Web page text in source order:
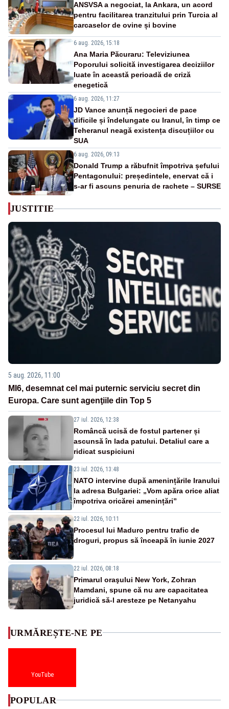
ANSVSA a negociat, la Ankara, un acord
pentru facilitarea tranzitului prin Turcia al
carcaselor de ovine și bovine
6 aug. 2026, 15:18
Ana Maria Păcuraru: Televiziunea
Poporului solicită investigarea deciziilor
luate în această perioadă de criză
enegetică
6 aug. 2026, 11:27
JD Vance anunță negocieri de pace
dificile și îndelungate cu Iranul, în timp ce
Teheranul neagă existența discuțiilor cu
SUA
6 aug. 2026, 09:13
Donald Trump a răbufnit împotriva șefului
Pentagonului: președintele, enervat că i
s-ar fi ascuns penuria de rachete – SURSE
JUSTITIE
5 aug. 2026, 11:00
MI6, desemnat cel mai puternic serviciu secret din
Europa. Care sunt agenţiile din Top 5
27 iul. 2026, 12:38
Româncă ucisă de fostul partener și
ascunsă în lada patului. Detaliul care a
ridicat suspiciuni
23 iul. 2026, 13:48
NATO intervine după amenințările Iranului
la adresa Bulgariei: „Vom apăra orice aliat
împotriva oricărei amenințări”
22 iul. 2026, 10:11
Procesul lui Maduro pentru trafic de
droguri, propus să înceapă în iunie 2027
22 iul. 2026, 08:18
Primarul oraşului New York, Zohran
Mamdani, spune că nu are capacitatea
juridică să-l aresteze pe Netanyahu
URMĂREȘTE-NE PE
YouTube
POPULAR